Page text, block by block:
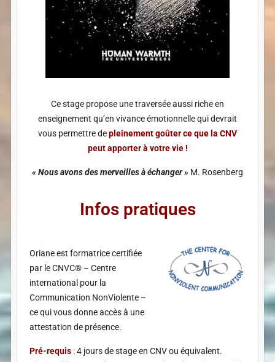
Ce stage propose une traversée aussi riche en
enseignement qu’en vivance émotionnelle qui devrait
vous permettre depleinement goûter ce que la CNV
peut apporter à votre vie !
« Nous avons des merveilles à échanger » M. Rosenberg
Infos pratiques
Oriane est formatrice certifiée
par le CNVC® – Centre
international pour la
Communication NonViolente –
ce qui vous donne accès à une
attestation de présence.
Pré-requis : 4 jours de stage en CNV ou équivalent.